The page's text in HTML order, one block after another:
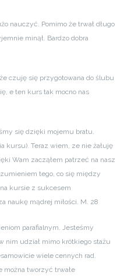
nauczyć. Pomimo że trwał długo
minął. Bardzo dobra
czuję się przygotowana do ślubu
e ten kurs tak mocno nas
się dzięki mojemu bratu.
kursu). Teraz wiem, ze nie żałuję
Wam zacząłem patrzeć na nasz
tego, co się między
kursie z sukcesem
naukę mądrej miłości. M. 28
parafialnym. Jesteśmy
nim udział mimo krótkiego stażu
wiele cennych rad.
można tworzyć trwałe